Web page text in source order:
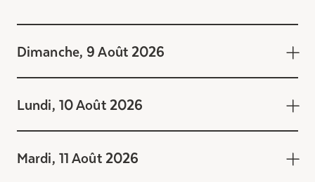
Dimanche, 9 Août 2026
Lundi, 10 Août 2026
Mardi, 11 Août 2026